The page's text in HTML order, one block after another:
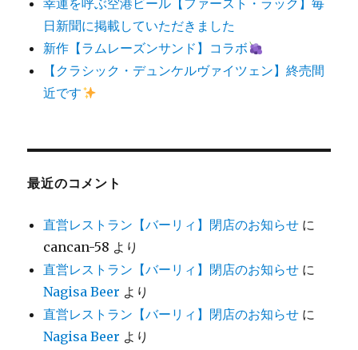
幸運を呼ぶ空港ビール【ファースト・ラック】毎
日新聞に掲載していただきました
新作【ラムレーズンサンド】コラボ
【クラシック・デュンケルヴァイツェン】終売間
近です
最近のコメント
直営レストラン【バーリィ】閉店のお知らせ に
cancan-58 より
直営レストラン【バーリィ】閉店のお知らせ に
Nagisa Beer より
直営レストラン【バーリィ】閉店のお知らせ に
Nagisa Beer より